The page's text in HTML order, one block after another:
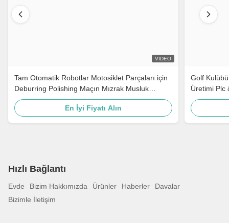
VIDEO
Tam Otomatik Robotlar Motosiklet Parçaları için
Deburring Polishing Maçın Mızrak Musluk
Donanım Kapı Talimi
En İyi Fiyatı Alın
Golf
Üretimi Plc
Robot
Hızlı Bağlantı
Evde Bizim Hakkımızda Ürünler Haberler
Davalar
Bizimle İletişim